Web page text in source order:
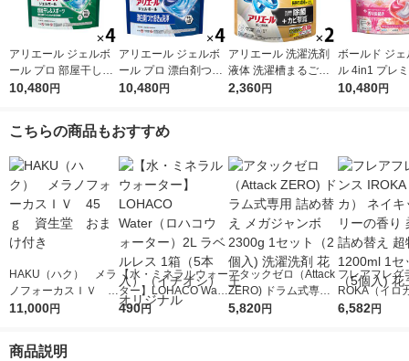
アリエール ジェルボ
ール プロ 部屋干し＆
スポーツ 部屋干しで
1セット（89粒入×4
10,480円
アリエール ジェルボ
ール プロ 漂白剤つけ
おき級洗浄 清潔でさ
ズ 1セット（89粒入×
10,480円
アリエール 洗濯洗剤
液体 洗濯槽まるごと
除菌＋カビ撃減 スッ
2,360円
ボールド ジェ
ル 4in1 プレ
ロッサム 詰
10,480円
こちらの商品もおすすめ
HAKU（ハク） メラ
ノフォーカスＩＶ 4
5ｇ 資生堂 おまけ
11,000円
【水・ミネラルウォー
ター】LOHACO Wate
r（ロハコウォータ
490円
アタックゼロ（Attack
ZERO) ドラム式専用
詰め替え メガジャン
5,820円
フレアフレグ
ROKA（イロ
イキッドリリ
6,582円
商品説明